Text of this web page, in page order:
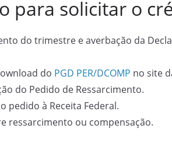
para solicitar o
do trimestre e averbação da
do PGD PER/DCOMP no site
do Pedido de Ressarcimento.
pedido à Receita Federal.
ressarcimento ou compensação.